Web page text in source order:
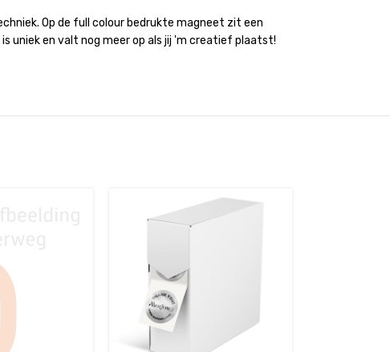
Op de full colour bedrukte magneet zit een
uniek en valt nog meer op als jij 'm creatief plaatst!